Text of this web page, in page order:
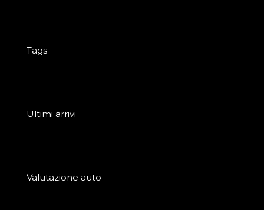
Tags
Ultimi arrivi
Valutazione auto